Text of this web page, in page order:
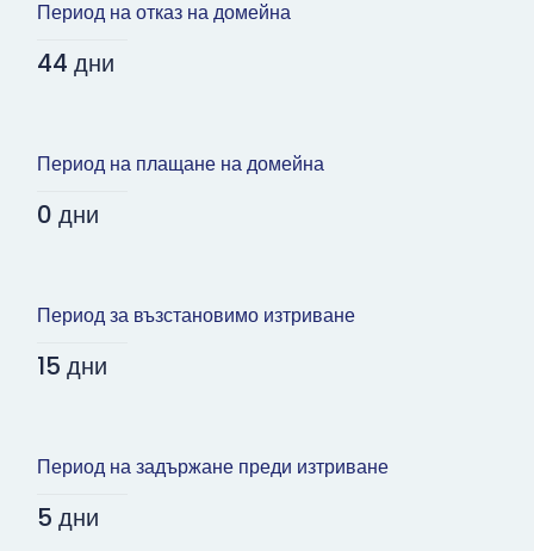
Период на отказ на домейна
44 дни
Период на плащане на домейна
0 дни
Период за възстановимо изтриване
15 дни
Период на задържане преди изтриване
5 дни